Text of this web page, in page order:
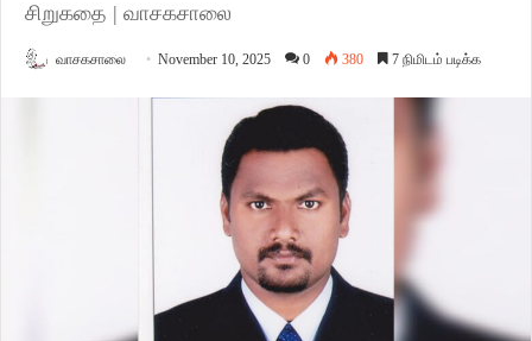
சிறுகதை | வாசகசாலை
வாசகசாலை November 10, 2025 0 380 7 நிமிடம் படிக்க